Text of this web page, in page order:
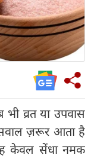
भी व्रत या उपवास
ज़रूर आता है
केवल सेंधा नमक